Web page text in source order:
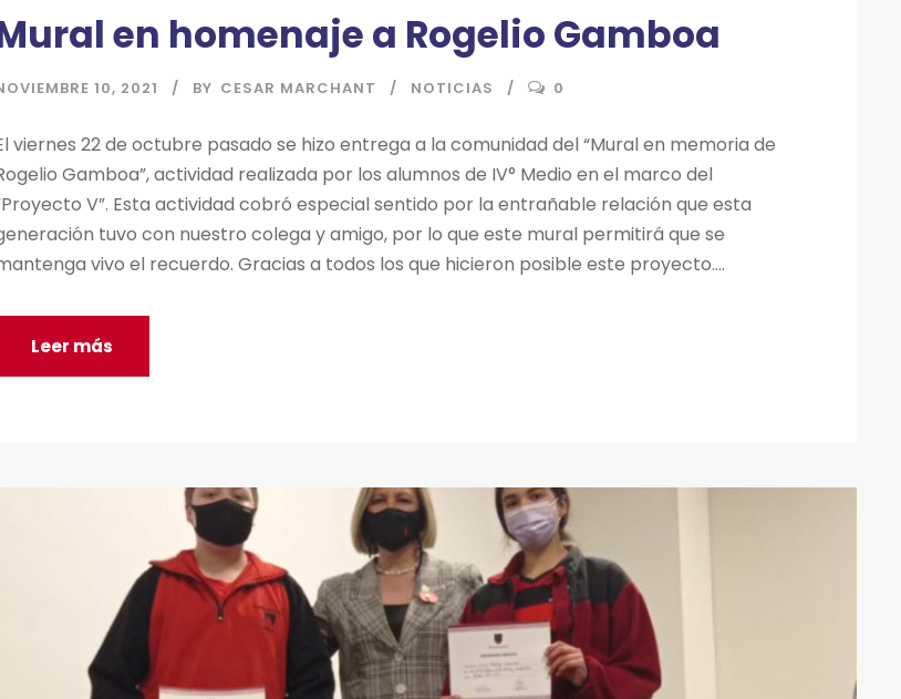
en homenaje a Rogelio Gamboa
10, 2021 BY CESAR MARCHANT NOTICIAS 0
viernes 22 de octubre pasado se hizo entrega a la comunidad del “Mural en memoria de
Gamboa”, actividad realizada por los alumnos de IV° Medio en el marco del
V”. Esta actividad cobró especial sentido por la entrañable relación que esta
tuvo con nuestro colega y amigo, por lo que este mural permitirá que se
vivo el recuerdo. Gracias a todos los que hicieron posible este proyecto....
Leer más